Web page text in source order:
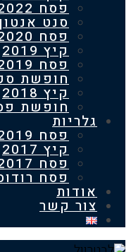
פסח 2022
סנט אנטון 2021
פסח 2020
קיץ 2019
פסח 2019
חופשת סקי 2019-18
קיץ 2018
חופשת פסח 2018
פסח 2019 pesach
קיץ 2017
פסח 2017
פסח רודוס – יון
קשר